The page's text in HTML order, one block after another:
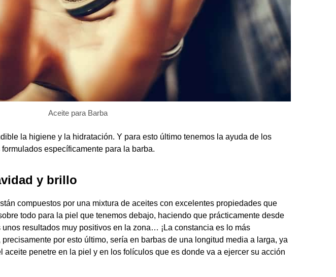
Aceite para Barba
la higiene y la hidratación. Y para esto último tenemos la ayuda de los
específicamente para la barba.
y brillo
compuestos por una mixtura de aceites con excelentes propiedades que
todo para la piel que tenemos debajo, haciendo que prácticamente desde
resultados muy positivos en la zona… ¡La constancia es lo más
por esto último, sería en barbas de una longitud media a larga, ya
aceite penetre en la piel y en los folículos que es donde va a ejercer su acción